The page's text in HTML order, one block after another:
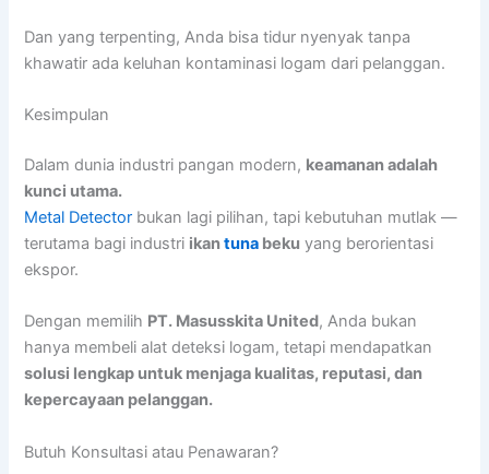
Dan yang terpenting, Anda bisa tidur nyenyak tanpa
khawatir ada keluhan kontaminasi logam dari pelanggan.
Kesimpulan
Dalam dunia industri pangan modern, keamanan adalah
kunci utama.
Metal Detector bukan lagi pilihan, tapi kebutuhan mutlak —
terutama bagi industri ikantuna beku yang berorientasi
ekspor.
Dengan memilih PT. Masusskita United, Anda bukan
hanya membeli alat deteksi logam, tetapi mendapatkan
solusi lengkap untuk menjaga kualitas, reputasi, dan
kepercayaan pelanggan.
Butuh Konsultasi atau Penawaran?